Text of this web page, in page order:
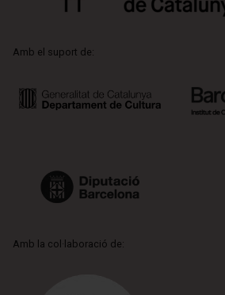
Amb el suport de:
Amb la col·laboració de: